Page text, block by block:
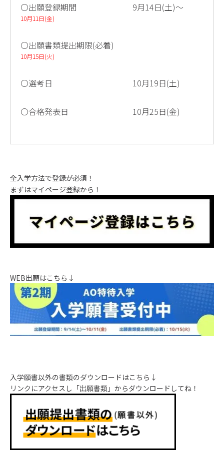
〇出願登録期間 9月14日(土)～
10月11日(金)
〇出願書類提出期限(必着)
10月15日(火)
〇選考日 10月19日(土)
〇合格発表日 10月25日(金)
全入学方法で登録が必須！
まずはマイページ登録から！
WEB出願はこちら↓
入学願書以外の書類のダウンロードはこちら↓
リンクにアクセスし「出願書類」からダウンロードしてね！